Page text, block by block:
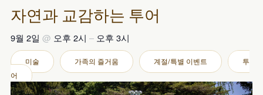
자연과 교감하는 투어
9월 2일 @ 오후 2시 – 오후 3시
미술 가족의 즐거움 계절/특별 이벤트
투
어